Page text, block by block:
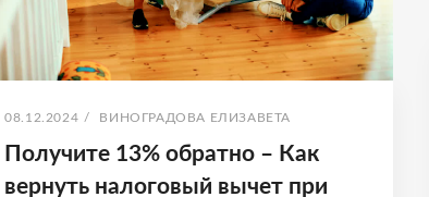
ОПУБЛИКОВАНО
08.12.2024 / АВТОР:
ВИНОГРАДОВА ЕЛИЗАВЕТА
Получите 13% обратно – Как
вернуть налоговый вычет при